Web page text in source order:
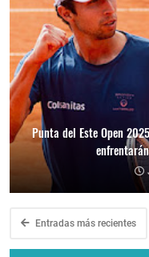
Punta del Este Open
Entradas más recientes